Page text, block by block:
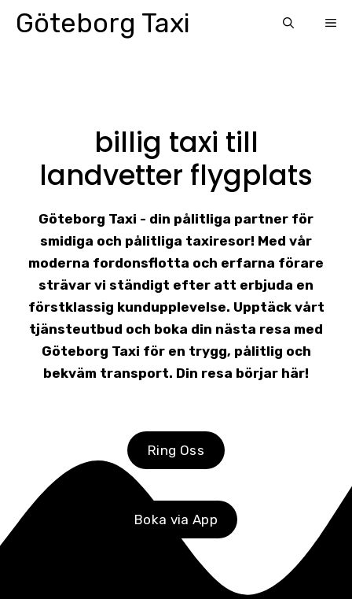
SkipGöteborg Taxi
billig taxi till
landvetter flygplats
Göteborg Taxi - din pålitliga partner för
smidiga och pålitliga taxiresor! Med vår
moderna fordonsflotta och erfarna förare
strävar vi ständigt efter att erbjuda en
förstklassig kundupplevelse. Upptäck vårt
tjänsteutbud och boka din nästa resa med
Göteborg Taxi för en trygg, pålitlig och
bekväm transport. Din resa börjar här!
Ring Oss
Boka via App